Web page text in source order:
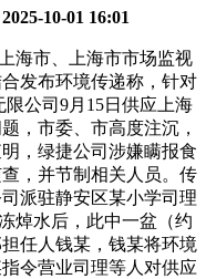
2025-10-01 16:01
市、上海市市场监视
发布环境传递称，针对
公司9月15日供应上海
，市委、市高度注沉，
，绿捷公司涉嫌瞒报食
，并节制相关人员。传
派驻静安区某小学司理
焯水后，此中一盆（约
任人钱某，钱某将环境
令营业司理等人对供应